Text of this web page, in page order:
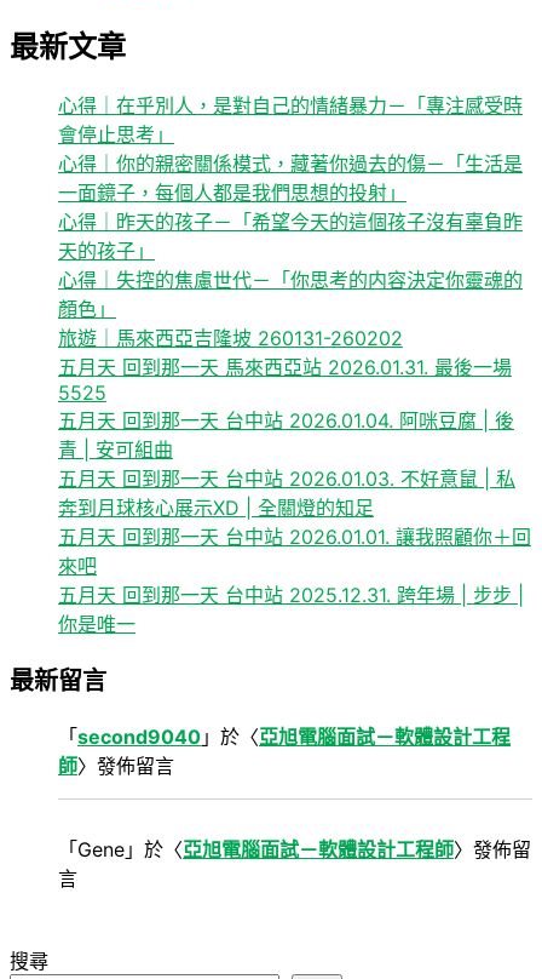
最新文章
心得｜在乎別人，是對自己的情緒暴力－「專注感受時
會停止思考」
心得｜你的親密關係模式，藏著你過去的傷－「生活是
一面鏡子，每個人都是我們思想的投射」
心得｜昨天的孩子－「希望今天的這個孩子沒有辜負昨
天的孩子」
心得｜失控的焦慮世代－「你思考的内容決定你靈魂的
顏色」
旅遊｜馬來西亞吉隆坡 260131-260202
五月天 回到那一天 馬來西亞站 2026.01.31. 最後一場
5525
五月天 回到那一天 台中站 2026.01.04. 阿咪豆腐 | 後
青 | 安可組曲
五月天 回到那一天 台中站 2026.01.03. 不好意鼠 | 私
奔到月球核心展示XD | 全關燈的知足
五月天 回到那一天 台中站 2026.01.01. 讓我照顧你＋回
來吧
五月天 回到那一天 台中站 2025.12.31. 跨年場 | 步步 |
你是唯一
最新留言
「second9040 」於〈亞旭電腦面試－軟體設計工程
師〉發佈留言
「Gene 」於〈亞旭電腦面試－軟體設計工程師〉發佈留
言
搜尋